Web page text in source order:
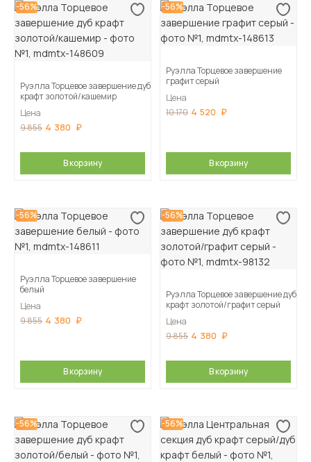
-56%
Руэлла Торцевое завершение дуб
крафт золотой/кашемир
Цена
9 855 4 380
В корзину
-56%
Руэлла Торцевое завершение
графит серый
Цена
10 170 4 520
В корзину
-56%
Руэлла Торцевое завершение
белый
Цена
9 855 4 380
В корзину
-56%
Руэлла Торцевое завершение дуб
крафт золотой/графит серый
Цена
9 855 4 380
В корзину
-56% -56%